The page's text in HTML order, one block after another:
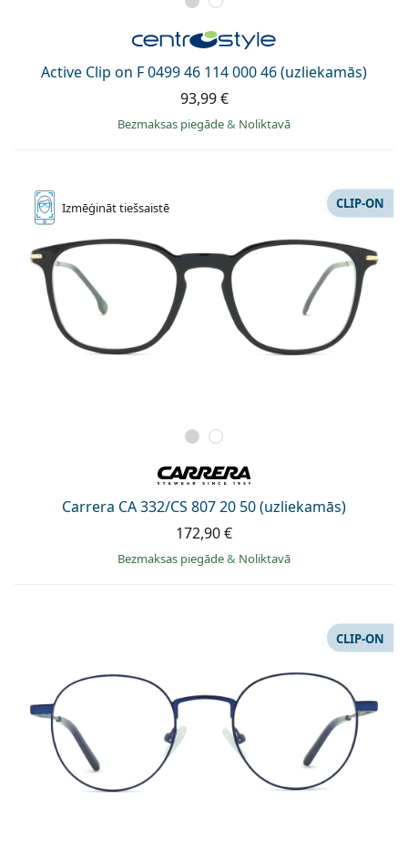
Active Clip on F 0499 46 114 000 46 (uzliekamās)
93,99 €
Bezmaksas piegāde& Noliktavā
Izmēģināttiešsaistē
Carrera CA 332/CS 807 20 50 (uzliekamās)
CLIP-ON
172,90 €
Bezmaksas piegāde& Noliktavā
CLIP-ON